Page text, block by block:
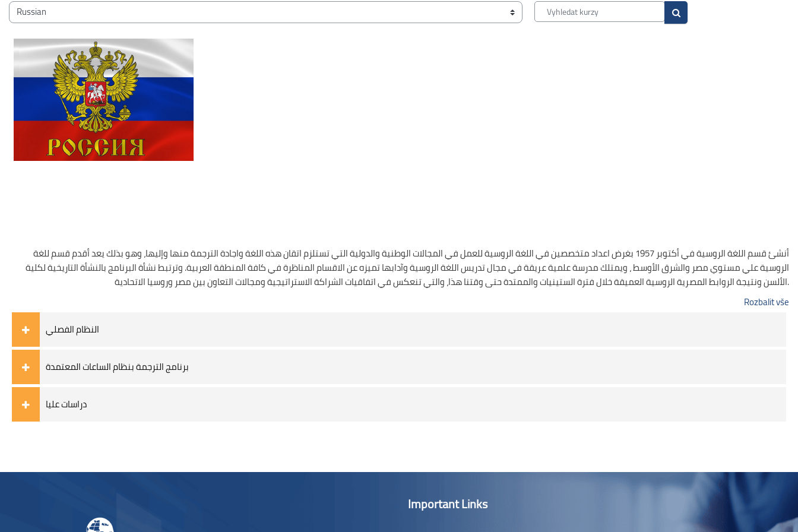
Kategorie kurzů
Vyhledat kurzy
Vyhledat kurzy
أنشئ قسم اللغة الروسية في أكتوبر 1957 بغرض اعداد متخصصين في اللغة الروسية للعمل في المجالات الوطنية والدولية التي تستلزم اتقان هذه اللغة واجادة الترجمة منها وإليها، وهو بذلك يعد أقدم قسم للغة
الروسية علي مستوي مصر والشرق الأوسط ، ويمتلك مدرسة علمية عريقة في مجال تدريس اللغة الروسية وآدابها تميزه عن الاقسام المناظرة في كافة المنطقة العربية. وترتبط نشأة البرنامج بالنشأة التاريخية لكلية
الألسن ونتيجة الروابط المصرية الروسية العميقة خلال فترة الستينيات والممتدة حتى وقتنا هذا، والتي تنعكس في اتفاقيات الشراكة الاستراتيجية ومجالات التعاون بين مصر وروسيا الاتحادية.
Rozbalit vše
النظام الفصلي
برنامج الترجمة بنظام الساعات المعتمدة
دراسات عليا
Bloky
Important Links